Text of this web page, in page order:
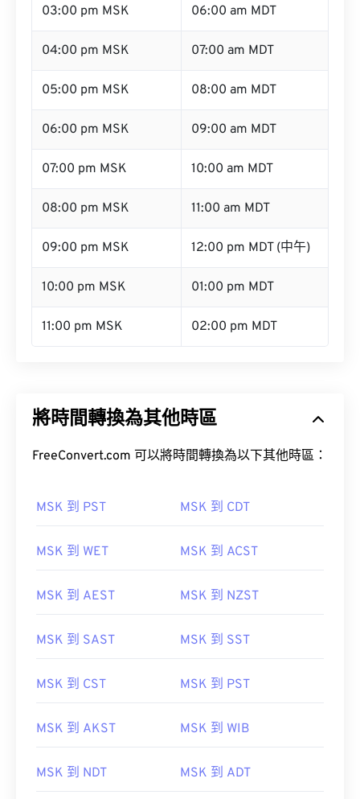
03:00 pm MSK 06:00 am MDT
04:00 pm MSK 07:00 am MDT
05:00 pm MSK 08:00 am MDT
06:00 pm MSK 09:00 am MDT
07:00 pm MSK 10:00 am MDT
08:00 pm MSK 11:00 am MDT
09:00 pm MSK 12:00 pm MDT (中午)
10:00 pm MSK 01:00 pm MDT
11:00 pm MSK 02:00 pm MDT
將時間轉換為其他時區
FreeConvert.com 可以將時間轉換為以下其他時區：
MSK 到 PST MSK 到 CDT
MSK 到 WET MSK 到 ACST
MSK 到 AEST MSK 到 NZST
MSK 到 SAST MSK 到 SST
MSK 到 CST MSK 到 PST
MSK 到 AKST MSK 到 WIB
MSK 到 NDT MSK 到 ADT